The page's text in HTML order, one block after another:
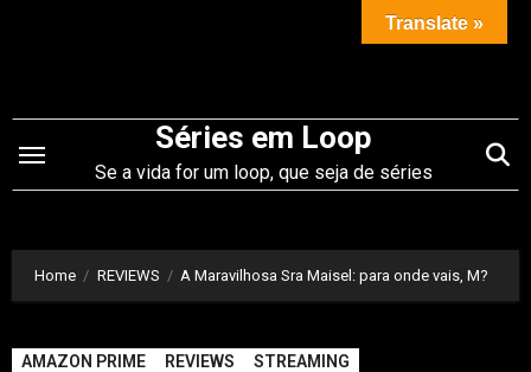
conteúdo
Séries em Loop
Se a vida for um loop, que seja de séries
Home REVIEWS A Maravilhosa Sra Maisel: para onde vais, M?
AMAZON PRIME REVIEWS STREAMING
Translate »